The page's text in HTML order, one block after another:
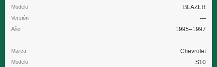
BLAZER
—
1995–1997
Chevrolet
S10